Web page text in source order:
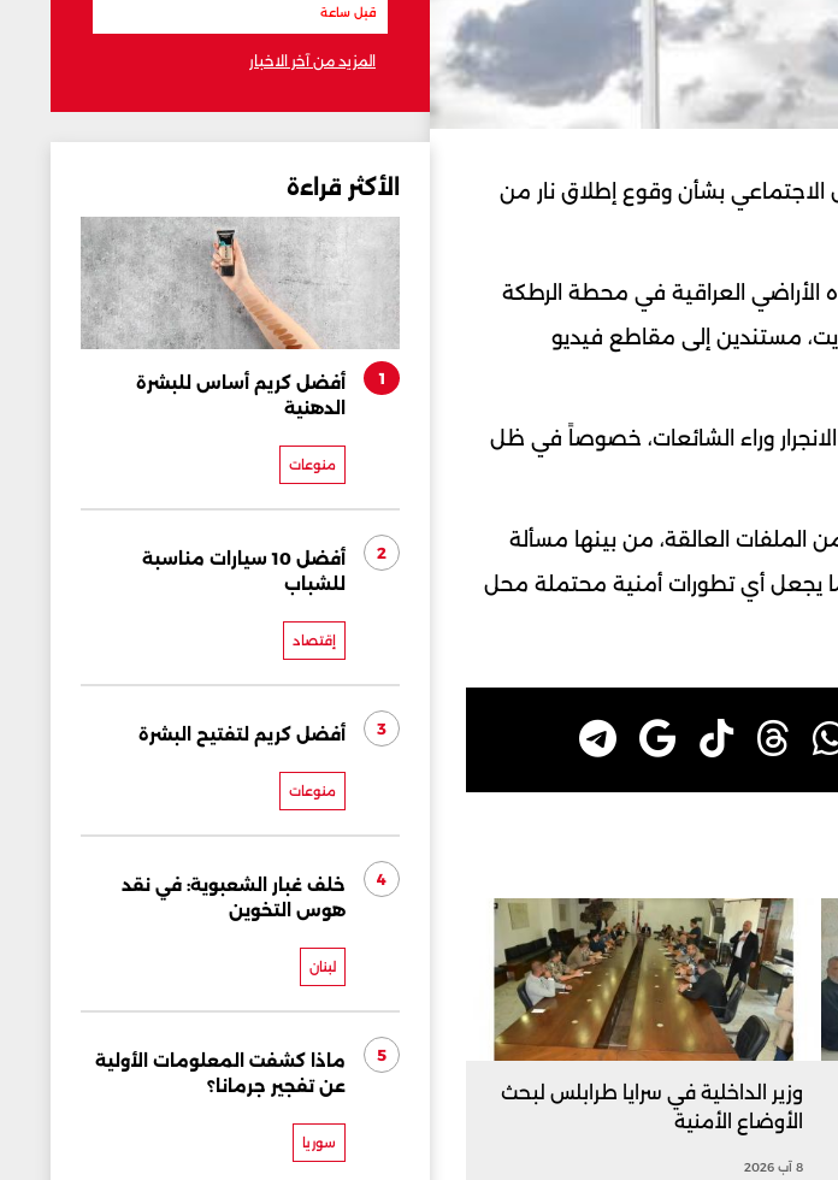
الاجتماعي بشأن وقوع إطلاق نار من
الأراضي العراقية في محطة الرطكة
مستندين إلى مقاطع فيديو
وراء الشائعات، خصوصاً في ظل
الملفات العالقة، من بينها مسألة
ما يجعل أي تطورات أمنية محتملة محل
وزير الداخلية في سرايا طرابلس لبحث
الأوضاع الأمنية
8 آب 2026
قبل ساعة
المزيد من آخر الاخبار
الأكثر قراءة
1
أفضل كريم أساس للبشرة
الدهنية
منوعات
2
أفضل 10 سيارات مناسبة
للشباب
إقتصاد
3 أفضل كريم لتفتيح البشرة
منوعات
4
خلف غبار الشعبوية: في نقد
هوس التخوين
لبنان
5
ماذا كشفت المعلومات الأولية
عن تفجير جرمانا؟
سوريا